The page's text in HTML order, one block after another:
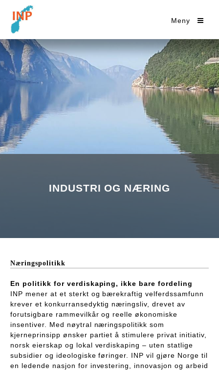
Meny
INDUSTRI OG NÆRING
Næringspolitikk
En politikk for verdiskaping, ikke bare fordeling
INP mener at et sterkt og bærekraftig velferdssamfunn
krever et konkurransedyktig næringsliv, drevet av
forutsigbare rammevilkår og reelle økonomiske
insentiver. Med nøytral næringspolitikk som
kjerneprinsipp ønsker partiet å stimulere privat initiativ,
norsk eierskap og lokal verdiskaping – uten statlige
subsidier og ideologiske føringer. INP vil gjøre Norge til
en ledende nasjon for investering, innovasjon og arbeid